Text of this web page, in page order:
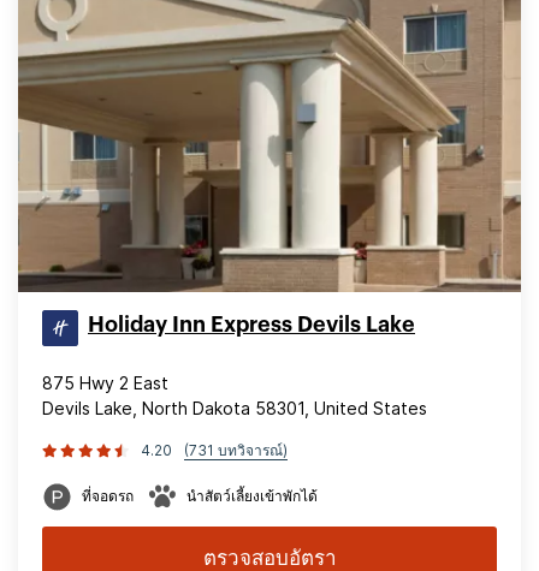
Holiday Inn Express Devils Lake
875 Hwy 2 East
Devils Lake, North Dakota 58301, United States
4.20 (731 บทวิจารณ์)
ที่จอดรถ นำสัตว์เลี้ยงเข้าพักได้
ตรวจสอบอัตรา